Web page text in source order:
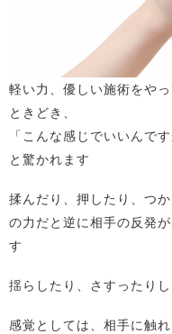
軽い力、優しい施術をや
ときどき、
「こんな感じでいいんです
と驚かれます
揉んだり、押したり、つか
の力だと逆に相手の反発
す
揺らしたり、さすったり
感覚としては、相手に触